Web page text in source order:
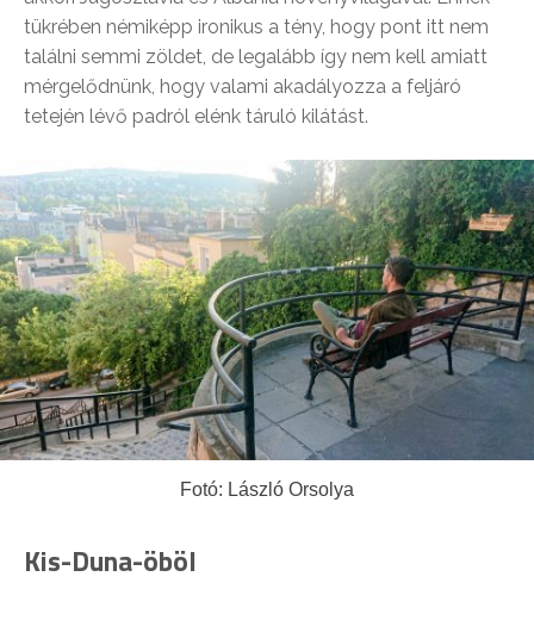
tükrében némiképp ironikus a tény, hogy pont itt nem
találni semmi zöldet, de legalább így nem kell amiatt
mérgelődnünk, hogy valami akadályozza a feljáró
tetején lévő padról elénk táruló kilátást.
Fotó: László Orsolya
Kis-Duna-öböl